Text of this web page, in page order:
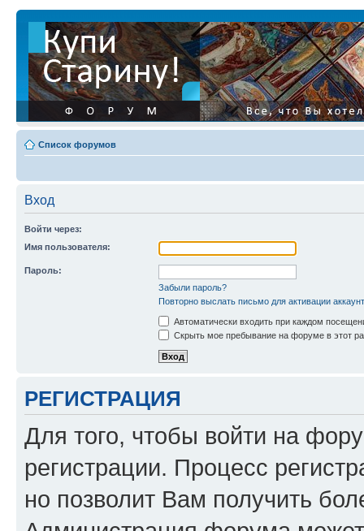
Список форумов
Вход
Войти через:
Имя пользователя:
Пароль:
Забыли пароль?
Повторно выслать письмо для активации
Автоматически входить при каждом
Скрыть мое пребывание на форуме в этот
РЕГИСТРАЦИЯ
Для того, чтобы войти на
регистрации. Процесс
но позволит Вам получить